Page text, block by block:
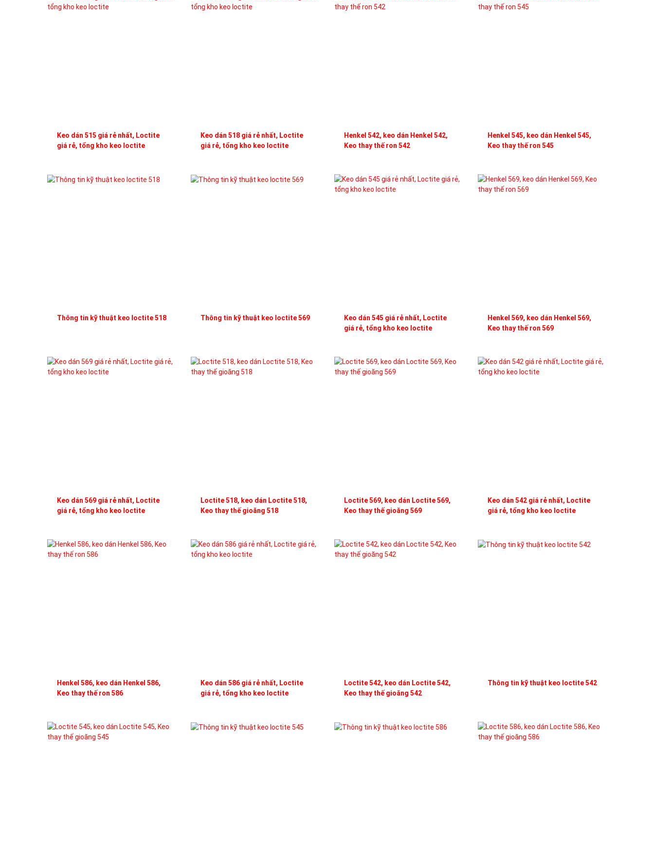
Keo dán 515 giá rẻ nhất, Loctite
giá rẻ, tổng kho keo loctite
Keo dán 518 giá rẻ nhất, Loctite
giá rẻ, tổng kho keo loctite
Henkel 542, keo dán Henkel 542,
Keo thay thế ron 542
Henkel 545, keo dán Henkel 545,
Keo thay thế ron 545
Thông tin kỹ thuật keo loctite 518 Thông tin kỹ thuật keo loctite 569
Keo dán 545 giá rẻ nhất, Loctite
giá rẻ, tổng kho keo loctite
Henkel 569, keo dán Henkel 569,
Keo thay thế ron 569
Keo dán 569 giá rẻ nhất, Loctite
giá rẻ, tổng kho keo loctite
Loctite 518, keo dán Loctite 518,
Keo thay thế gioăng 518
Loctite 569, keo dán Loctite 569,
Keo thay thế gioăng 569
Keo dán 542 giá rẻ nhất, Loctite
giá rẻ, tổng kho keo loctite
Henkel 586, keo dán Henkel 586,
Keo thay thế ron 586
Keo dán 586 giá rẻ nhất, Loctite
giá rẻ, tổng kho keo loctite
Loctite 542, keo dán Loctite 542,
Keo thay thế gioăng 542
Thông tin kỹ thuật keo loctite 542